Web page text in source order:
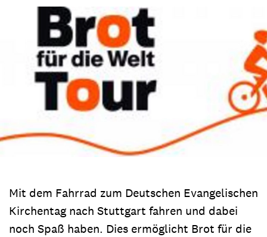
Mit dem Fahrrad zum Deutschen Evangelischen
Kirchentag nach Stuttgart fahren und dabei
noch Spaß haben. Dies ermöglicht Brot für die